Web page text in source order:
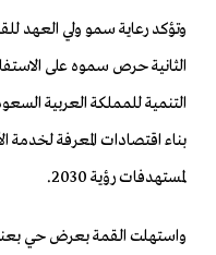
وتؤكد رعاية سمو ولي العهد
الثانية حرص سموه على
التنمية للمملكة العربية
بناء اقتصادات المعرفة لخدمة
لمستهدفات رؤية 2030.
واستهلت القمة بعرض حي